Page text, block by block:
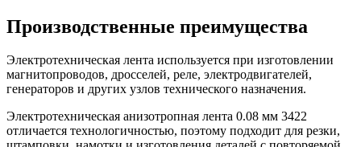
Производственные преимущества
Электротехническая лента используется при изготовлении
магнитопроводов, дросселей, реле, электродвигателей,
генераторов и других узлов технического назначения.
Электротехническая анизотропная лента 0.08 мм 3422
отличается технологичностью, поэтому подходит для резки,